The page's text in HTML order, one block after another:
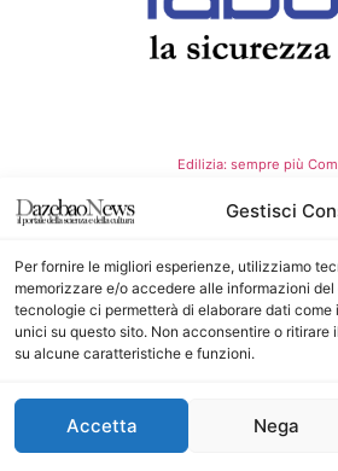
Gestisci
Per fornire le migliori esperienze, utilizziamo
memorizzare e/o accedere alle informazioni
tecnologie ci permetterà di elaborare dati
unici su questo sito. Non acconsentire o
su alcune caratteristiche e funzioni.
Accetta Nega
Edilizia: sempre più
Nome